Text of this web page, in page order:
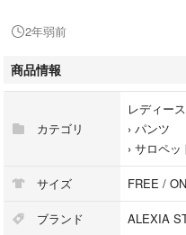
#アリシアスタン
#スウェード
#秋冬コーデ
2年弱前
商品情報
カテゴリ
レディース
› パンツ
› サロペッ
サイズ FREE /
ブランド ALEXIA